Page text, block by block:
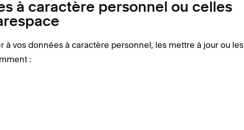
à caractère personnel ou celles
à vos données à caractère personnel, les mettre à jour ou les
: